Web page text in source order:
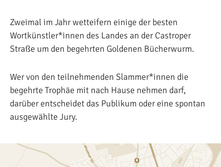
Zweimal im Jahr wetteifern einige der besten
Wortkünstler*innen des Landes an der Castroper
Straße um den begehrten Goldenen Bücherwurm.
Wer von den teilnehmenden Slammer*innen die
begehrte Trophäe mit nach Hause nehmen darf,
darüber entscheidet das Publikum oder eine spontan
ausgewählte Jury.